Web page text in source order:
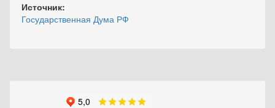
Источник:
Государственная Дума РФ